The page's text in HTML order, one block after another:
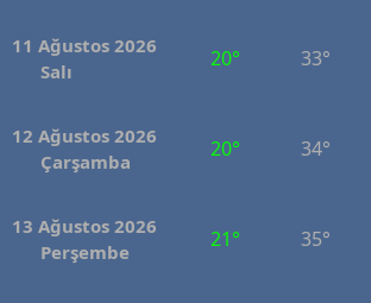
11 Ağustos 2026
Salı
20° 33°
12 Ağustos 2026
Çarşamba
20° 34°
13 Ağustos 2026
Perşembe
21° 35°